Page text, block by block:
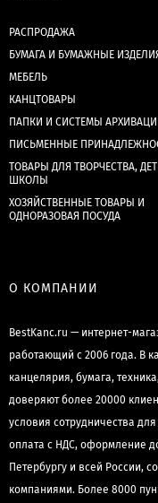
РАСПРОДАЖА
БУМАГА И БУМАЖНЫЕ
МЕБЕЛЬ
КАНЦТОВАРЫ
ПАПКИ И СИСТЕМЫ
ПИСЬМЕННЫЕ
ТОВАРЫ ДЛЯ ТВОРЧЕСТВА,
ШКОЛЫ
ХОЗЯЙСТВЕННЫЕ ТОВАРЫ И
ОДНОРАЗОВАЯ ПОСУДА
О КОМПАНИИ
BestKanc.ru — интернет-
работающий с 2006 года. В
канцелярия, бумага,
доверяют более 20000
условия сотрудничества
оплата с НДС, оформление
Петербургу и всей России,
компаниями. Более 8000